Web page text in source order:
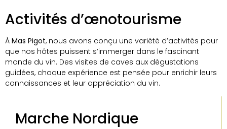
Activités d’œnotourisme
À Mas Pigot, nous avons conçu une variété d’activités pour
que nos hôtes puissent s’immerger dans le fascinant
monde du vin. Des visites de caves aux dégustations
guidées, chaque expérience est pensée pour enrichir leurs
connaissances et leur appréciation du vin.
Marche Nordique